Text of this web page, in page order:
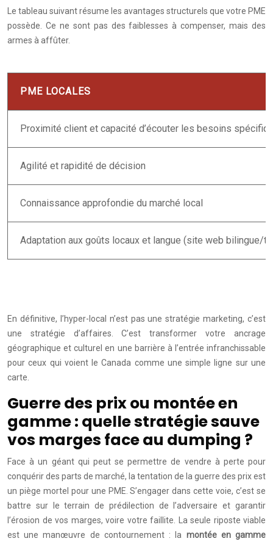
Le tableau suivant résume les avantages structurels que votre PME
possède. Ce ne sont pas des faiblesses à compenser, mais des
armes à affûter.
PME LOCALES
Proximité client et capacité d’écouter les besoins
Agilité et rapidité de décision
Connaissance approfondie du marché local
Adaptation aux goûts locaux et langue (site web bilingue/
En définitive, l’hyper-local n’est pas une stratégie marketing, c’est
une stratégie d’affaires. C’est transformer votre ancrage
géographique et culturel en une barrière à l’entrée infranchissable
pour ceux qui voient le Canada comme une simple ligne sur une
carte.
Guerre des prix ou montée en
gamme : quelle stratégie sauve
vos marges face au dumping ?
Face à un géant qui peut se permettre de vendre à perte pour
conquérir des parts de marché, la tentation de la guerre des prix est
un piège mortel pour une PME. S’engager dans cette voie, c’est se
battre sur le terrain de prédilection de l’adversaire et garantir
l’érosion de vos marges, voire votre faillite. La seule riposte viable
est une manœuvre de contournement : la montée en gamme